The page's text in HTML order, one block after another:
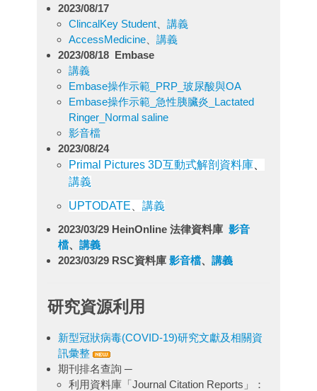
2023/08/17
ClincalKey Student 、講義
AccessMedicine 、講義
2023/08/18 Embase
講義
Embase操作示範_PRP_玻尿酸與OA
Embase操作示範_急性胰臟炎_Lactated
Ringer_Normal saline
影音檔
2023/08/24
Primal Pictures 3D互動式解剖資料庫
講義
UPTODATE 、講義
2023/03/29 HeinOnline 法律資料庫 影音
檔、講義
2023/03/29 RSC資料庫 影音檔、講義
研究資源利用
新型冠狀病毒(COVID-19)研究文獻及相關資
訊彙整
期刊排名查詢 ─
利用資料庫「Journal Citation Reports」：